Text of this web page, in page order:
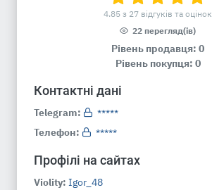
4.85 з 27 відгуків та оцінок
22 перегляд(ів)
Рівень продавця: 0
Рівень покупця: 0
Контактні дані
Telegram:
*****
Телефон:
*****
Профілі на сайтах
Violity: Igor_48